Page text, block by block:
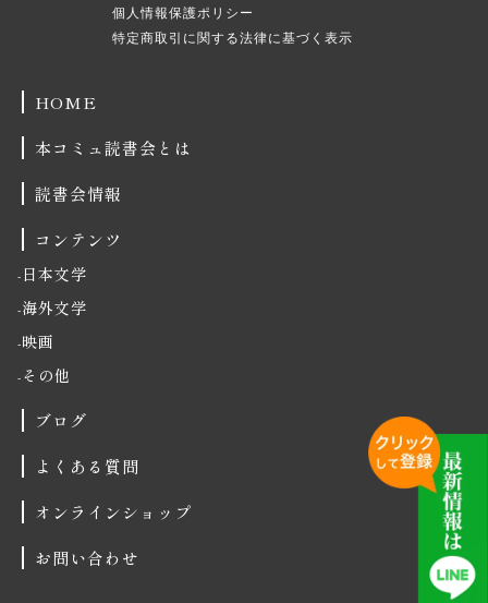
個人情報保護ポリシー
特定商取引に関する法律に基づく表示
HOME
本コミュ読書会とは
読書会情報
コンテンツ
日本文学
海外文学
映画
その他
ブログ
よくある質問
オンラインショップ
お問い合わせ